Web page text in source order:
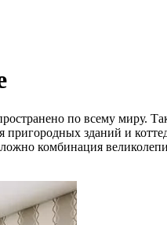
по всему миру.
зданий и
комбинация